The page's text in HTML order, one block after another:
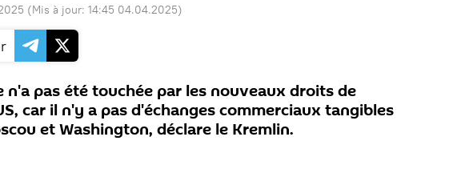
(Mis à jour: 14:45 04.04.2025)
n'a pas été touchée par les nouveaux droits de
car il n'y a pas d'échanges commerciaux tangibles
et Washington, déclare le Kremlin.